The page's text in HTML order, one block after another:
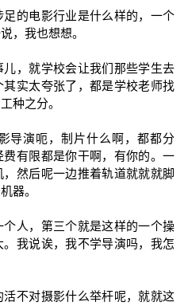
的电影行业是什么样的，一个
，我也想想。
，就学校会让我们那些学生去
实太夸张了，都是学校老师找
种之分。
导演呃，制片什么啊，都都分
有限都是你干啊，有你的。一
然后呢一边推着轨道就就就脚
器。
人，第三个就是这样的一个操
我说诶，我不学导演吗，我怎
不对摄影什么举杆呢，就就这